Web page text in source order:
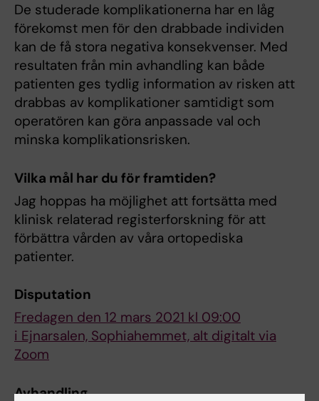
De studerade komplikationerna har en låg
förekomst men för den drabbade individen
kan de få stora negativa konsekvenser. Med
resultaten från min avhandling kan både
patienten ges tydlig information av risken att
drabbas av komplikationer samtidigt som
operatören kan göra anpassade val och
minska komplikationsrisken.
Vilka mål har du för framtiden?
Jag hoppas ha möjlighet att fortsätta med
klinisk relaterad registerforskning för att
förbättra vården av våra ortopediska
patienter.
Disputation
Fredagen den 12 mars 2021 kl 09:00
i Ejnarsalen, Sophiahemmet, alt digitalt via
Zoom
Avhandling